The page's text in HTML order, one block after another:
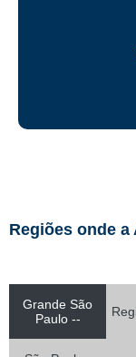
Regiões onde
Grande São
Paulo --